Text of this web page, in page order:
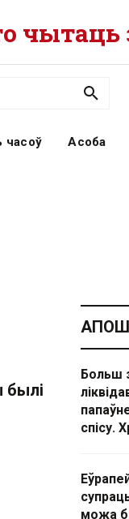
чытаць
часоў Асоба
былі
Больш
спісу.
можа